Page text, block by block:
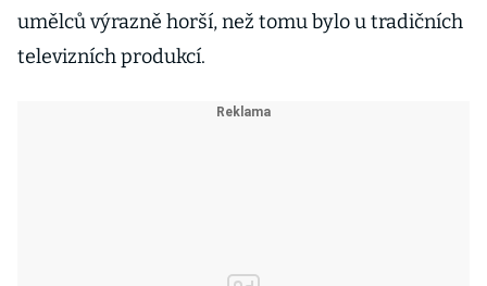
umělců výrazně horší, než tomu bylo u tradičních
televizních produkcí.